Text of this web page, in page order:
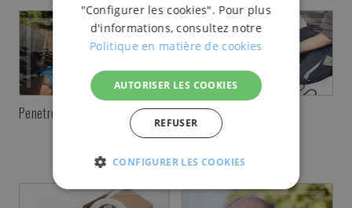
Penetrometers Hot melt gun
"Configurer les cookies". Pour plus
d'informations, consultez notre
Politique en matière de cookies
AUTORISER LES COOKIES
REFUSER
CONFIGURER LES COOKIES
NÉCESSAIRES
PERFORMANCE